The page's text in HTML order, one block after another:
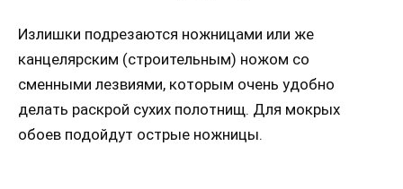
Излишки подрезаются ножницами или же
канцелярским (строительным) ножом со
сменными лезвиями, которым очень удобно
делать раскрой сухих полотнищ. Для мокрых
обоев подойдут острые ножницы.